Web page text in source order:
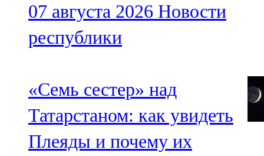
07 августа 2026 Новости
республики
«Семь сестер» над
Татарстаном: как увидеть
Плеяды и почему их